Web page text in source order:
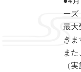
ーズ
最大
きま
ま
（